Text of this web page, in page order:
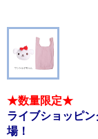
★数量限定★
ライブショッピ
場！